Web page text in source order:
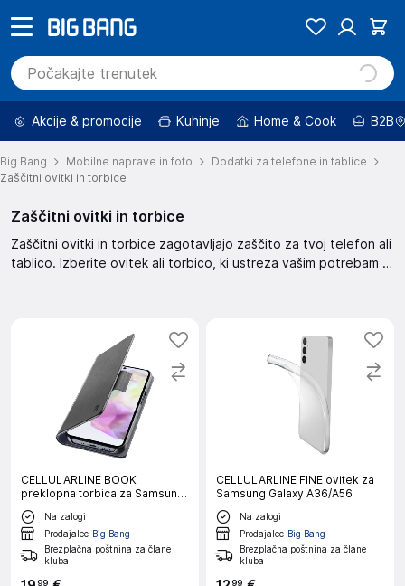
Akcije & promocije Kuhinje Home & Cook B2B
Big Bang Mobilne naprave in foto
Dodatki za telefone in tablice
Zaščitni ovitki in torbice
Zaščitni ovitki in torbice
Zaščitni ovitki in torbice zagotavljajo zaščito za tvoj telefon ali
tablico. Izberite ovitek ali torbico, ki ustreza vašim potrebam in
CELLULARLINE BOOK
preklopna torbica za Samsung
Galaxy A36/A56
Na zalogi
Prodajalec Big Bang
Brezplačna poštnina za člane
kluba
99
CELLULARLINE FINE ovitek za
Samsung Galaxy A36/A56
Na zalogi
Prodajalec Big Bang
Brezplačna poštnina za člane
kluba
99